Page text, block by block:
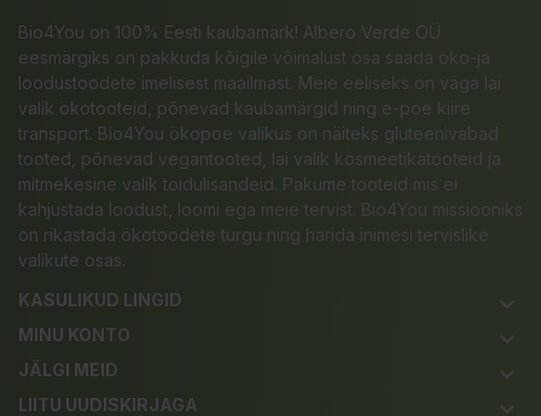
Bio4You on 100% Eesti kaubamärk! Albero Verde OÜ
eesmärgiks on pakkuda kõigile võimalust osa saada öko-ja
loodustoodete imelisest maailmast. Meie eeliseks on väga lai
valik ökotooteid, põnevad kaubamärgid ning e-poe kiire
transport. Bio4You ökopoe valikus on näiteks gluteenivabad
tooted, põnevad vegantooted, lai valik kosmeetikatooteid ja
mitmekesine valik toidulisandeid. Pakume tooteid mis ei
kahjustada loodust, loomi ega meie tervist. Bio4You missiooniks
on rikastada ökotoodete turgu ning harida inimesi tervislike
valikute osas.
KASULIKUD LINGID
keyboard_arrow_down
MINU KONTO keyboard_arrow_down
JÄLGI MEID keyboard_arrow_down
LIITU UUDISKIRJAGA